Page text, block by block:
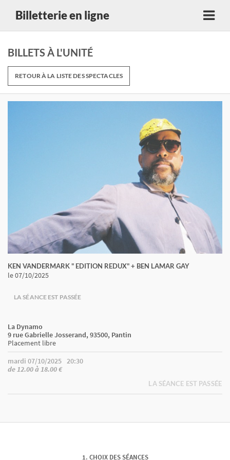
Billetterie en ligne
BILLETS À L'UNITÉ
RETOUR À LA LISTE DES SPECTACLES
KEN VANDERMARK " EDITION REDUX" + BEN LAMAR GAY
le 07/10/2025
LA SÉANCE EST PASSÉE
La Dynamo
9 rue Gabrielle Josserand, 93500, Pantin
Placement libre
mardi 07/10/2025 20:30
de 12.00 à 18.00 €
LA SÉANCE EST PASSÉE
CHOIX DES SÉANCES